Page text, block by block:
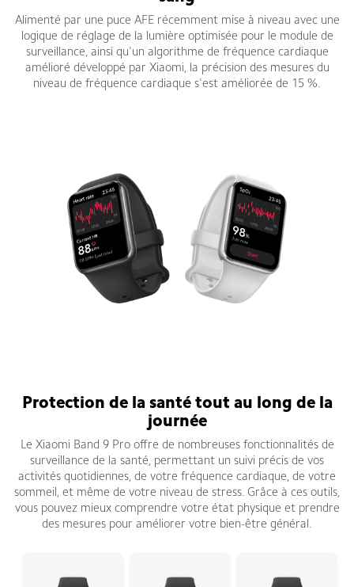
Alimenté par une puce AFE récemment mise à niveau avec une
logique de réglage de la lumière optimisée pour le module de
surveillance, ainsi qu'un algorithme de fréquence cardiaque
amélioré développé par Xiaomi, la précision des mesures du
niveau de fréquence cardiaque s'est améliorée de 15 %.
Protection de la santé tout au long de la
journée
Le Xiaomi Band 9 Pro offre de nombreuses fonctionnalités de
surveillance de la santé, permettant un suivi précis de vos
activités quotidiennes, de votre fréquence cardiaque, de votre
sommeil, et même de votre niveau de stress. Grâce à ces outils,
vous pouvez mieux comprendre votre état physique et prendre
des mesures pour améliorer votre bien-être général.